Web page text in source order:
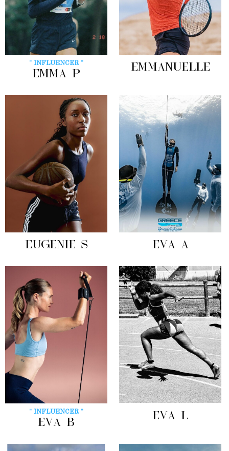
" INFLUENCER "
EMMA P
EMMANUELLE
EUGENIE S EVA A
" INFLUENCER "
EVA B
EVA L